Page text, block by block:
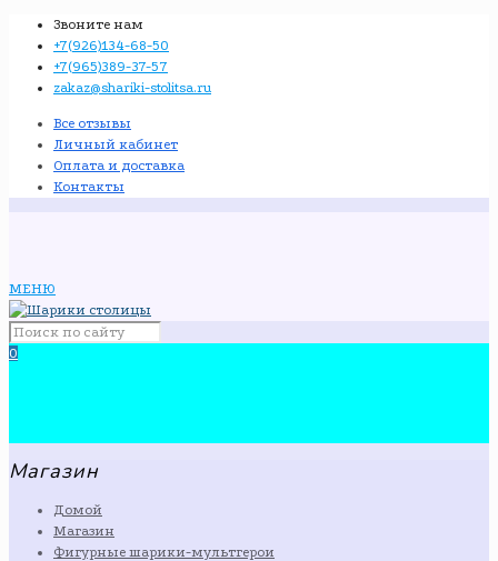
Звоните нам
+7(926)134-68-50
+7(965)389-37-57
zakaz@shariki-stolitsa.ru
Все отзывы
Личный кабинет
Оплата и доставка
Контакты
МЕНЮ
0
Магазин
Домой
Магазин
Фигурные шарики-мультгерои